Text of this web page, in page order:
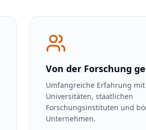
Von der Forschung
Umfangreiche Erfahrung mit
Universitäten, staatlichen
Forschungsinstituten und
Unternehmen.